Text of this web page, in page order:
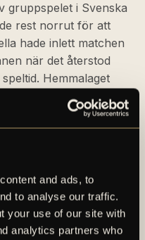
and ads, to
to analyse our traffic.
your use of our site with
analytics partners who
gruppspelet i Svenska
rest norrut för att
hade inlett matchen
när det återstod
Hemmalaget
däremot
sju minuter
planen (1–1). När
säsong som blev
till att vinna tabellen
sig för
spelade 25
och stod även för nio